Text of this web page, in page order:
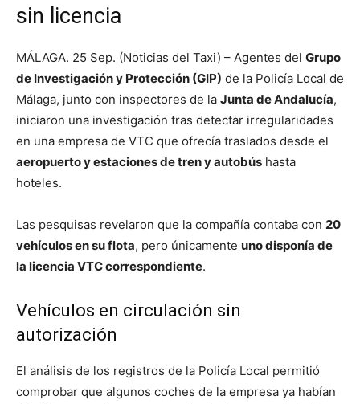
sin licencia
MÁLAGA. 25 Sep. (Noticias del Taxi) – Agentes del Grupo
de Investigación y Protección (GIP) de la Policía Local de
Málaga, junto con inspectores de la Junta de Andalucía,
iniciaron una investigación tras detectar irregularidades
en una empresa de VTC que ofrecía traslados desde el
aeropuerto y estaciones de tren y autobús hasta
hoteles.
Las pesquisas revelaron que la compañía contaba con 20
vehículos en su flota, pero únicamente uno disponía de
la licencia VTC correspondiente.
Vehículos en circulación sin
autorización
El análisis de los registros de la Policía Local permitió
comprobar que algunos coches de la empresa ya habían